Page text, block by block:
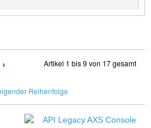
Artikel 1 bis 9 von 17 gesamt